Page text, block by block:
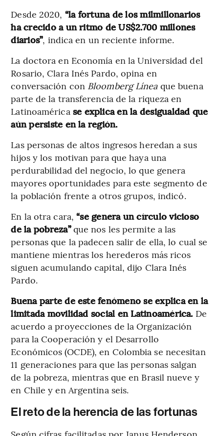
Desde 2020, “la fortuna de los milmillonarios
ha crecido a un ritmo de US$2.700 millones
diarios”, indica en un reciente informe.
La doctora en Economía en la Universidad del
Rosario, Clara Inés Pardo, opina en
conversación con Bloomberg Línea que buena
parte de la transferencia de la riqueza en
Latinoamérica se explica en la desigualdad que
aún persiste en la región.
Las personas de altos ingresos heredan a sus
hijos y los motivan para que haya una
perdurabilidad del negocio, lo que genera
mayores oportunidades para este segmento de
la población frente a otros grupos, indicó.
En la otra cara,“se genera un círculo vicioso
de la pobreza”que nos les permite a las
personas que la padecen salir de ella, lo cual se
mantiene mientras los herederos más ricos
siguen acumulando capital, dijo Clara Inés
Pardo.
Buena parte de este fenómeno se explica en la
limitada movilidad social en Latinoamérica. De
acuerdo a proyecciones de la Organización
para la Cooperación y el Desarrollo
Económicos (OCDE), en Colombia se necesitan
11 generaciones para que las personas salgan
de la pobreza, mientras que en Brasil nueve y
en Chile y en Argentina seis.
El reto de la herencia de las fortunas